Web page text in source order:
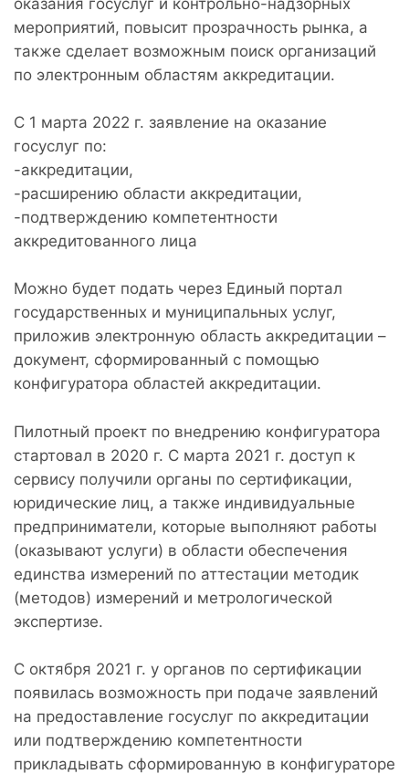
мероприятий, повысит прозрачность рынка, а
также сделает возможным поиск организаций
по электронным областям аккредитации.
С 1 марта 2022 г. заявление на оказание
госуслуг по:
-аккредитации,
-расширению области аккредитации,
-подтверждению компетентности
аккредитованного лица
Можно будет подать через Единый портал
государственных и муниципальных услуг,
приложив электронную область аккредитации –
документ, сформированный с помощью
конфигуратора областей аккредитации.
Пилотный проект по внедрению конфигуратора
стартовал в 2020 г. С марта 2021 г. доступ к
сервису получили органы по сертификации,
юридические лиц, а также индивидуальные
предприниматели, которые выполняют работы
(оказывают услуги) в области обеспечения
единства измерений по аттестации методик
(методов) измерений и метрологической
экспертизе.
С октября 2021 г. у органов по сертификации
появилась возможность при подаче заявлений
на предоставление госуслуг по аккредитации
или подтверждению компетентности
прикладывать сформированную в конфигураторе